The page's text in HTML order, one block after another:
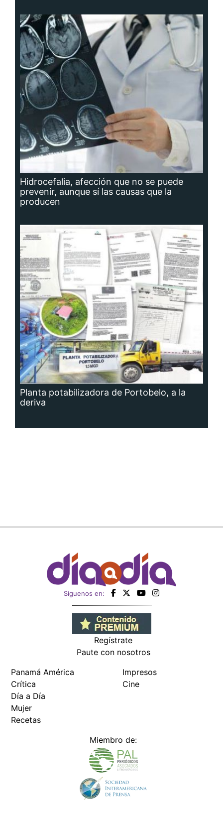
Hidrocefalia, afección que no se puede
prevenir, aunque sí las causas que la
producen
Planta potabilizadora de Portobelo, a la
deriva
Siguenos en:
Regístrate
Paute con nosotros
Panamá América
Crítica
Día a Día
Mujer
Recetas
Impresos
Cine
Miembro de: